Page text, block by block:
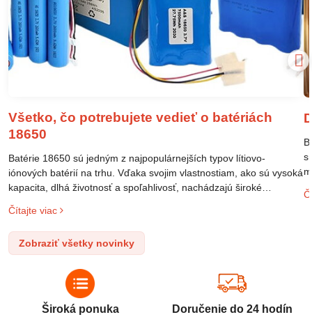
Všetko, čo potrebujete vedieť o batériách
18650
Batérie 18650 sú jedným z najpopulárnejších typov lítiovo-
iónových batérií na trhu. Vďaka svojim vlastnostiam, ako sú vysoká
kapacita, dlhá životnosť a spoľahlivosť, nachádzajú široké
po elektrické vozidlá. Pochopenie ich delenia, označovania a
správneho používania je kľúčom k ich efektívnemu a bezpečnému
využitiu.
Čítajte viac
Zobraziť všetky novinky
Široká ponuka Doručenie do 24 hodín